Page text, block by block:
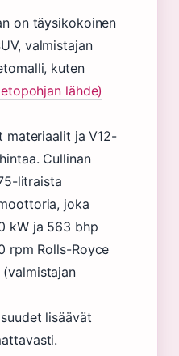
on täysikokoinen
valmistajan
kuten
lähde)
materiaalit ja V12-
Cullinan
litraista
joka
kW ja 563 bhp
rpm Rolls-Royce
lisäävät